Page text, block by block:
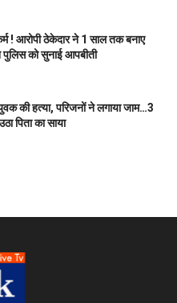
! आरोपी ठेकेदार ने 1 साल तक बनाए
पुलिस को सुनाई आपबीती
की हत्या, परिजनों ने लगाया जाम…3
पिता का साया